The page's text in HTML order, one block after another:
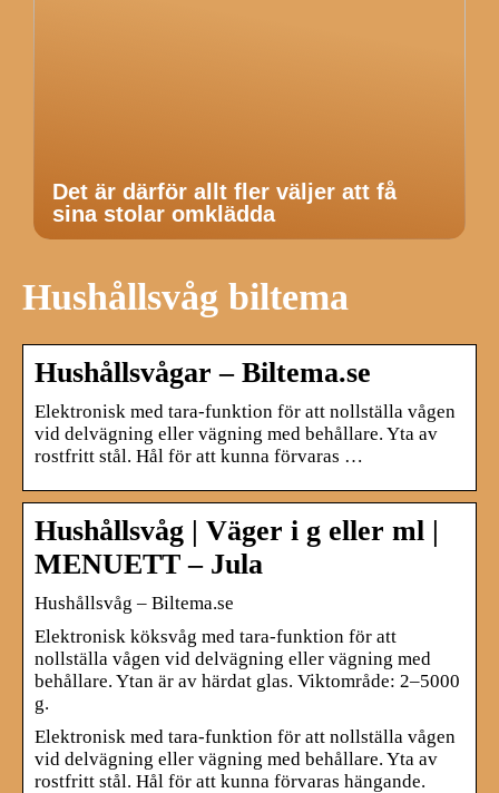
Det är därför allt fler väljer att få
sina stolar omklädda
Hushållsvåg biltema
Hushållsvågar – Biltema.se
Elektronisk med tara-funktion för att nollställa vågen
vid delvägning eller vägning med behållare. Yta av
rostfritt stål. Hål för att kunna förvaras …
Hushållsvåg | Väger i g eller ml |
MENUETT – Jula
Hushållsvåg – Biltema.se
Elektronisk köksvåg med tara-funktion för att
nollställa vågen vid delvägning eller vägning med
behållare. Ytan är av härdat glas. Viktområde: 2–5000
g.
Elektronisk med tara-funktion för att nollställa vågen
vid delvägning eller vägning med behållare. Yta av
rostfritt stål. Hål för att kunna förvaras hängande.